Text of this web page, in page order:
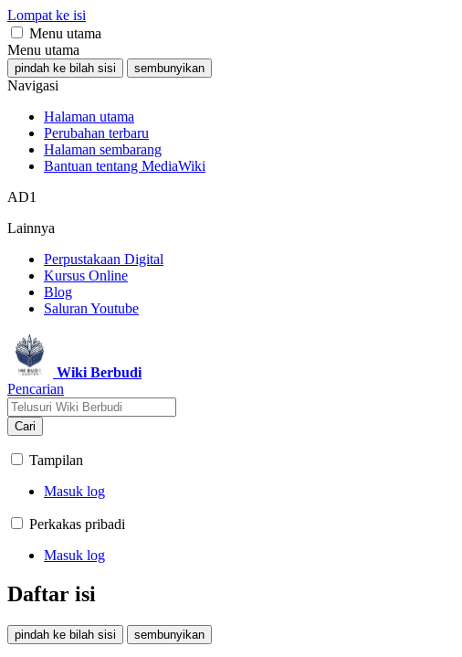
Lompat ke isi
Menu utama
Menu utama
pindah ke bilah sisi sembunyikan
Navigasi
Halaman utama
Perubahan terbaru
Halaman sembarang
Bantuan tentang MediaWiki
AD1
Lainnya
Perpustakaan Digital
Kursus Online
Blog
Saluran Youtube
Wiki Berbudi
Pencarian
Cari
Tampilan
Masuk log
Perkakas pribadi
Masuk log
Daftar isi
pindah ke bilah sisi sembunyikan